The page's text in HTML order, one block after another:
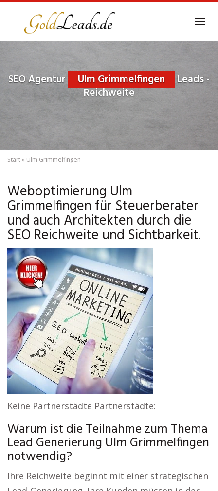
SEO Agentur Ulm Grimmelfingen
Leads -
Reichweite
Start» Ulm Grimmelfingen
Weboptimierung Ulm
Grimmelfingen für Steuerberater
und auch Architekten durch die
SEO Reichweite und Sichtbarkeit.
Keine Partnerstädte Partnerstädte:
Warum ist die Teilnahme zum Thema
Lead Generierung Ulm Grimmelfingen
notwendig?
Ihre Reichweite beginnt mit einer strategischen